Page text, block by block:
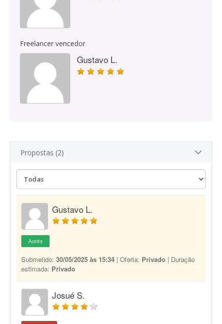
Freelancer vencedor
Gustavo L.
Propostas (2)
Gustavo L.
Aceita
Submetido: 30/05/2025 às 15:34 | Oferta: Privado | Duração
estimada: Privado
Josué S.